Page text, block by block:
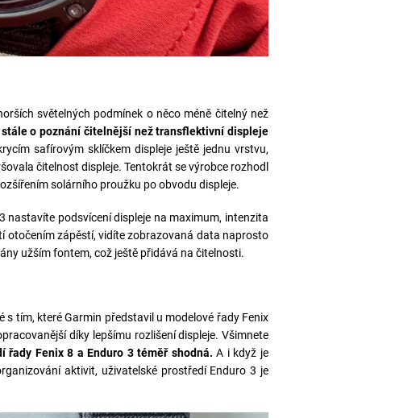
světelných podmínek o něco méně čitelný než
o poznání čitelnější než transflektivní displeje
safírovým sklíčkem displeje ještě jednu vrstvu,
čitelnost displeje. Tentokrát se výrobce rozhodl
solárního proužku po obvodu displeje.
nastavíte podsvícení displeje na maximum, intenzita
otočením zápěstí, vidíte zobrazovaná data naprosto
užším fontem, což ještě přidává na čitelnosti.
tím, které Garmin představil u modelové řady Fenix
díky lepšímu rozlišení displeje. Všimnete
Fenix 8 a Enduro 3 téměř shodná. A i když je
aktivit, uživatelské prostředí Enduro 3 je